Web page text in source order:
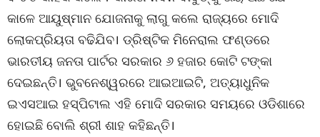
କାଳେ ଆୟୁଷ୍ମାନ ଯୋଜନାକୁ ଲାଗୁ କଲେ ରାଜ୍ୟରେ ମୋଦି
ଲୋକପ୍ରିୟତା ବଢିଯିବ। ଡ୍ରିଷ୍ଟିକ ମିନେରାଲ ଫଣ୍ଡରେ
ଭାରତୀୟ ଜନତା ପାର୍ଟର ସରକାର ୬ ହଜାର କୋଟି ଟଙ୍କା
ଦେଇଛନ୍ତି। ଭୁବନେଶ୍ୱରରେ ଆଇଆଇଟି, ଅତ୍ୟାଧୁନିକ
ଇଏସଆଇ ହସ୍ପିଟାଲ ଏହି ମୋଦି ସରକାର ସମୟରେ ଓଡିଶାରେ
ହୋଇଛି ବୋଲି ଶ୍ରୀ ଶାହ କହିଛନ୍ତି।